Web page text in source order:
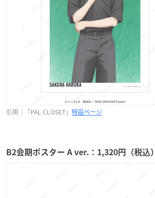
引用：「PAL CLOSET」 特設ページ
B2会期ポスター A ver.：1,320円（税込）